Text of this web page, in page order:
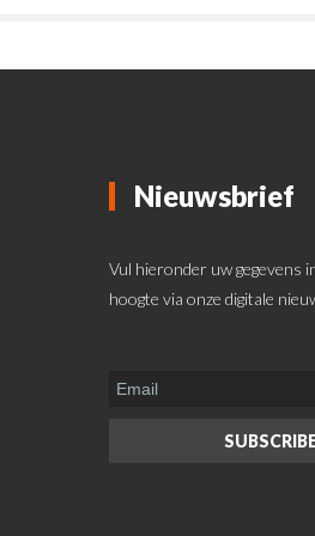
Nieuwsbrief
Vul hieronder uw gegevens
hoogte via onze digitale